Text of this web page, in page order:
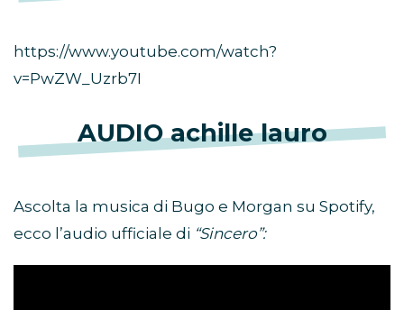
https://www.youtube.com/watch?
v=PwZW_Uzrb7I
AUDIO achille lauro
Ascolta la musica di Bugo e Morgan su Spotify,
ecco l’audio ufficiale di “Sincero”: